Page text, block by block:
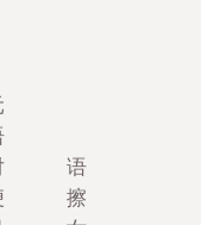
语
擦